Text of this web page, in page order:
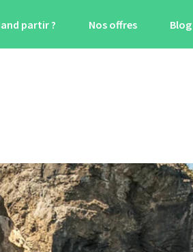
partir ? Nos offres Blog